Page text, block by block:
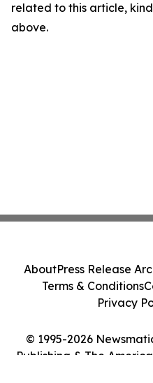
related to this article,
above.
© 1995-2026
Publishing & The
AboutPress Release
Terms & Conditions
Privacy